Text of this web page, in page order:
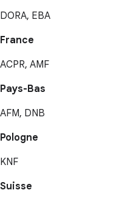
DORA, EBA
France
ACPR, AMF
Pays-Bas
AFM, DNB
Pologne
KNF
Suisse